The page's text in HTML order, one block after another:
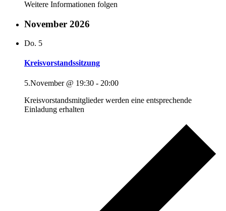
Weitere Informationen folgen
November 2026
Do. 5
Kreisvorstandssitzung
5.November @ 19:30 - 20:00
Kreisvorstandsmitglieder werden eine entsprechende
Einladung erhalten